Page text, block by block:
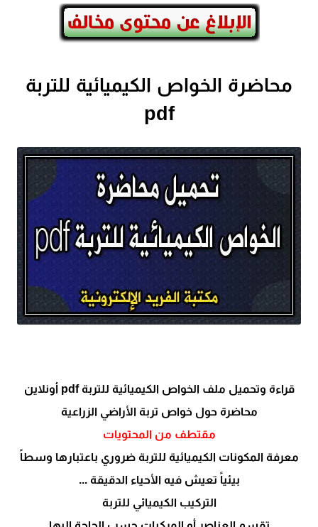
محاضرة الخواص الكيميائية للتربة
pdf
قراءة وتحميل ملف الخواص الكيميائية للتربة pdf أونلاين
محاضرة حول خواص تربة الأراضي الزراعية
مقتطف من المحتويات
معرفة المكونات الكيميائية للتربة ضروري باعتبارها وسطاً
بيئياً تعيش فيه الأحياء الدقيقة ...
التركيب الكيميائي للتربة